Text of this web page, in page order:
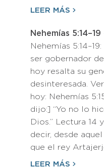
LEER MÁS
Nehemías 5:14–19
Nehemías
ser gobernador
hoy resalta su
desinteresada.
hoy: Nehemías
dijo:] “Yo no lo
Dios.” Lectura 14
decir, desde
que el rey
LEER MÁS